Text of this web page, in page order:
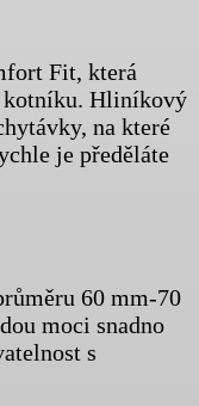
Fit, která
kotníku. Hliníkový
na které
je předěláte
60 mm-70
moci snadno
s